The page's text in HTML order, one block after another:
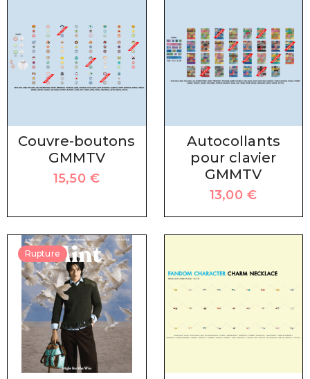
Couvre-boutons
GMMTV
15,50€
Autocollants
pour clavier
GMMTV
13,00€
Rupture